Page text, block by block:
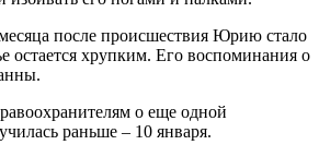
после происшествия Юрию стало
остается хрупким. Его воспоминания о
о еще одной
раньше – 10 января.